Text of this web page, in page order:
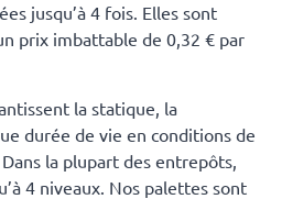
jusqu’à 4 fois. Elles sont
prix imbattable de 0,32 € par
la statique, la
durée de vie en conditions de
la plupart des entrepôts,
4 niveaux. Nos palettes sont